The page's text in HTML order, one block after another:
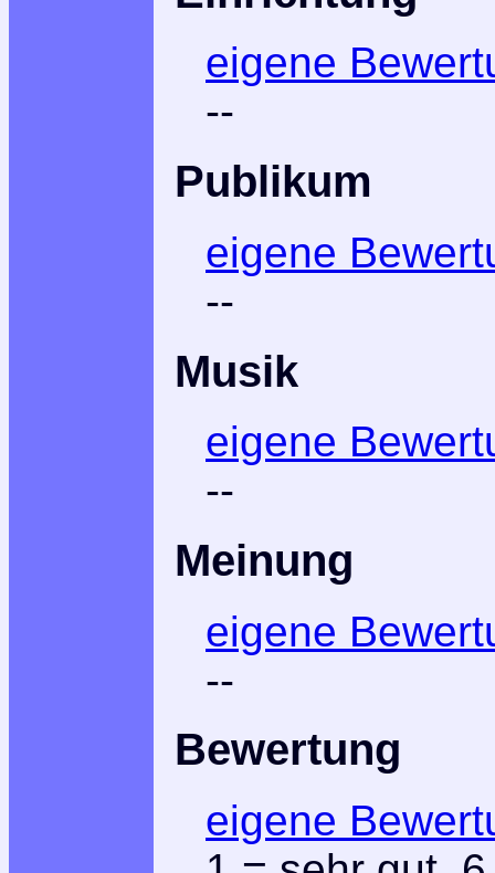
eigene
--
Publikum
eigene
--
Musik
eigene
--
Meinung
eigene
--
Bewertung
eigene